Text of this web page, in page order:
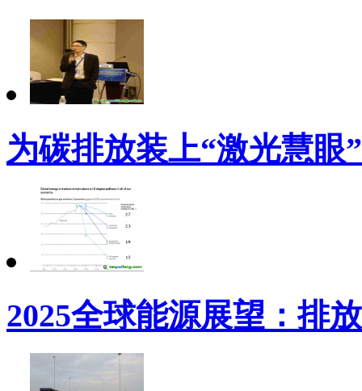
为碳排放装上“激光慧眼”
2025全球能源展望：排